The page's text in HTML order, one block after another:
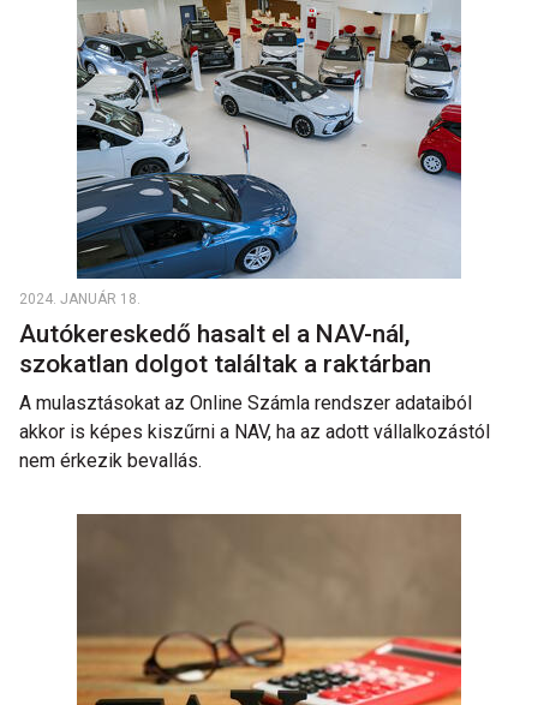
2024. JANUÁR 18.
Autókereskedő hasalt el a NAV-nál,
szokatlan dolgot találtak a raktárban
A mulasztásokat az Online Számla rendszer adataiból
akkor is képes kiszűrni a NAV, ha az adott vállalkozástól
nem érkezik bevallás.